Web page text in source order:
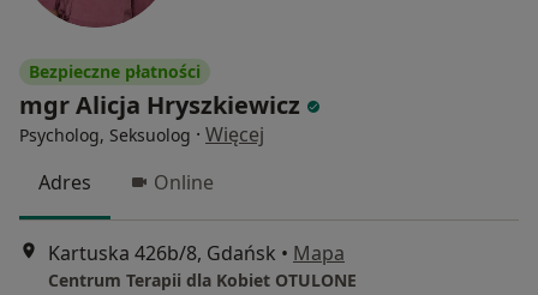
Bezpieczne płatności
mgr Alicja Hryszkiewicz
Psycholog, Seksuolog · Więcej
Adres
Online
Kartuska 426b/8, Gdańsk • Mapa
Centrum Terapii dla Kobiet OTULONE